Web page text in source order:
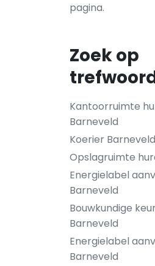
pagina.
Zoek op
Kantoorruimte
Barneveld
Koerier Barneveld
Opslagruimte
Energielabel
Barneveld
Bouwkundige
Barneveld
Energielabel
Barneveld